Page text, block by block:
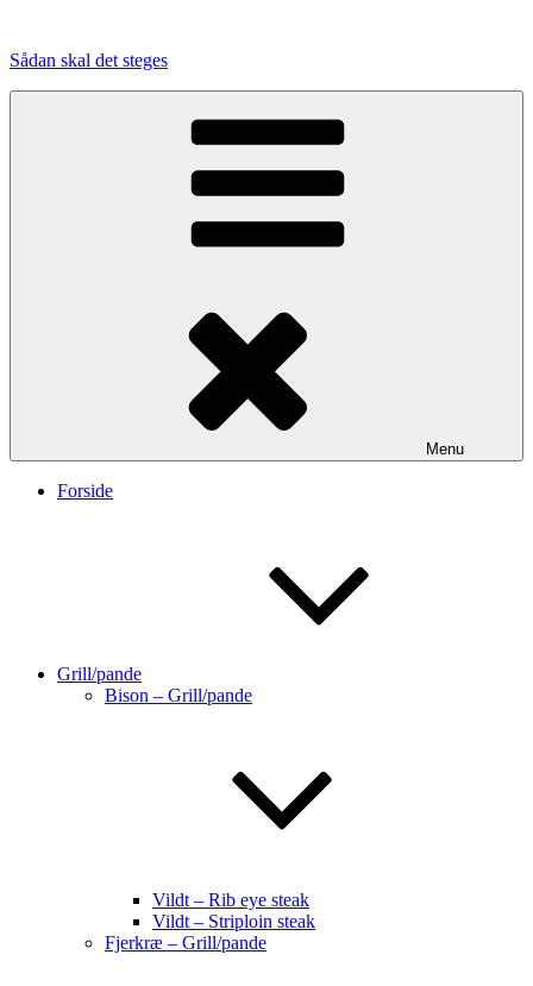
indhold
Sådan skal det steges
Menu
Forside
Grill/pande
Bison – Grill/pande
Vildt – Rib eye steak
Vildt – Striploin steak
Fjerkræ – Grill/pande